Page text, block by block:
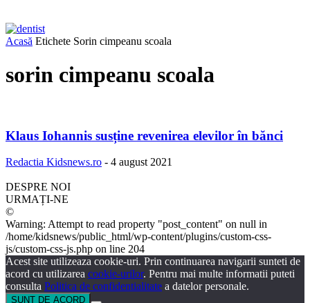
Acasă Etichete Sorin cimpeanu scoala
sorin cimpeanu scoala
Klaus Iohannis susține revenirea elevilor în bănci
Redactia Kidsnews.ro - 4 august 2021
DESPRE NOI
URMAȚI-NE
©
Warning: Attempt to read property "post_content" on null in
/home/kidsnews/public_html/wp-content/plugins/custom-css-
js/custom-css-js.php on line 204
Acest site utilizeaza cookie-uri. Prin continuarea navigarii sunteti de
acord cu utilizarea cookie-urilor. Pentru mai multe informatii puteti
consulta Politica de confidentialitate a datelor personale.
SUNT DE ACORD